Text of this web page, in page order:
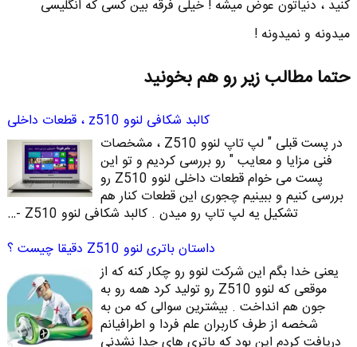
کنید ، دنیاتون عوض میشه ! خیلی فرقه بین کسی که انگلیسی
میدونه و نمیدونه !
حتما مطالب زیر رو هم بخونید
کالبد شکافی لنوو z510 ، قطعات داخلی
در پست قبلی " لپ تاپ لنوو Z510 ، مشخصات
فنی مزایا و معایب " رو بررسی کردیم و تو این
پست می خوام قطعات داخلی لنوو Z510 رو
بررسی کنیم و ببینیم چجوری این قطعات کنار هم
تشکیل یه لپ تاپ رو میدن . کالبد شکافی لنوو Z510 -…
داستان باتری لنوو Z510 دقیقا چیست ؟
یعنی خدا بگم این شرکت لنوو رو چکار کنه که از
موقعی که لنوو Z510 رو تولید کرد همه رو به
جون هم انداخت . بیشترین سوالی که من به
شخصه از طرف کاربران علم فردا و اطرافیانم